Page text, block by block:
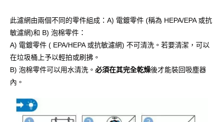
此濾網由兩個不同的零件組成：A) 電鍍零件 (稱為 HEPA/EPA 或抗
敏濾網)和 B) 泡棉零件：
A) 電鍍零件 ( EPA/HEPA 或抗敏濾網) 不可清洗。若要清潔，可以
在垃圾桶上予以輕拍或刷拂。
B) 泡棉零件可以用水清洗。 必須在其完全乾燥後才能裝回吸塵器
內。